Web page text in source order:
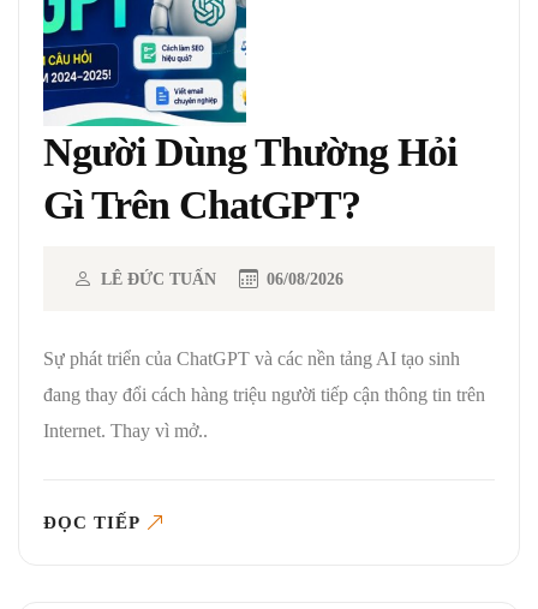
Người Dùng Thường Hỏi
Gì Trên ChatGPT?
LÊ ĐỨC TUẤN 06/08/2026
Sự phát triển của ChatGPT và các nền tảng AI tạo sinh
đang thay đổi cách hàng triệu người tiếp cận thông tin trên
Internet. Thay vì mở..
ĐỌC TIẾP